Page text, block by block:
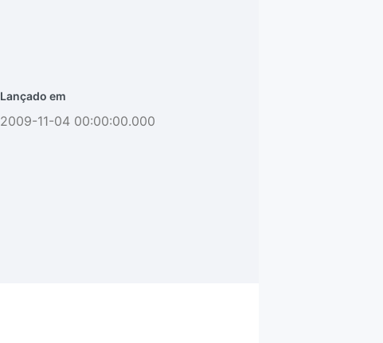
Lançado em
2009-11-04 00:00:00.000